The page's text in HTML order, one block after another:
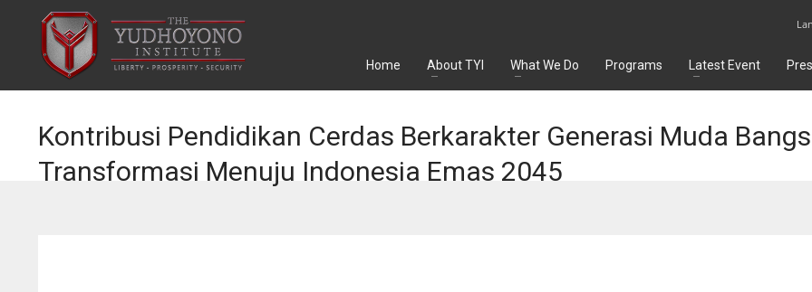
Home About TYI What We Do Programs Latest Event
Kontribusi Pendidikan Cerdas Berkarakter Generasi Muda
Transformasi Menuju Indonesia Emas 2045